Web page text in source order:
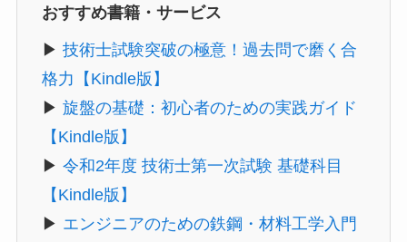
おすすめ書籍・サービス
▶ 技術士試験突破の極意！過去問で磨く合
格力【Kindle版】
▶ 旋盤の基礎：初心者のための実践ガイド
【Kindle版】
▶ 令和2年度 技術士第一次試験 基礎科目
【Kindle版】
▶ エンジニアのための鉄鋼・材料工学入門